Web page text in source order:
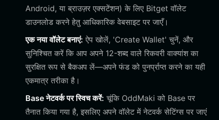
Android, या ब्राउज़र एक्सटेंशन) के लिए Bitget वॉलेट
डाउनलोड करने हेतु आधिकारिक वेबसाइट पर जाएँ।
एक नया वॉलेट बनाएं: ऐप खोलें, 'Create Wallet' चुनें, और
सुनिश्चित करें कि आप अपने 12-शब्द वाले रिकवरी वाक्यांश का
सुरक्षित रूप से बैकअप लें—अपने फंड को पुनर्प्राप्त करने का यही
एकमात्र तरीका है।
Base नेटवर्क पर स्विच करें: चूंकि OddMaki को Base पर
तैनात किया गया है, इसलिए अपने वॉलेट में नेटवर्क सेटिंग्स पर जाएं